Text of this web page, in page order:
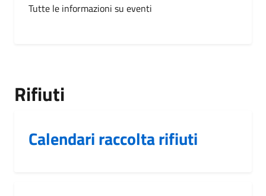
Tutte le informazioni su eventi
Rifiuti
Calendari raccolta rifiuti